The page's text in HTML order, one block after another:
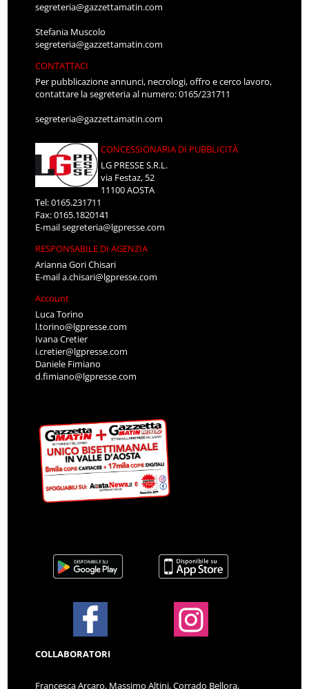
segreteria@gazzettamatin.com
Stefania Muscolo
segreteria@gazzettamatin.com
CONTATTACI
Per pubblicazione annunci, necrologi, offro e cerco lavoro,
contattare la segreteria al numero: 0165/231711
segreteria@gazzettamatin.com
CONCESSIONARIA DI PUBBLICITÀ
LG PRESSE S.R.L.
via Festaz, 52
11100 AOSTA
Tel: 0165.231711
Fax: 0165.1820141
E-mailsegreteria@lgpresse.com
RESPONSABILE DI AGENZIA
Arianna Gori Chisari
E-maila.chisari@lgpresse.com
Account
Luca Torino
l.torino@lgpresse.com
Ivana Cretier
i.cretier@lgpresse.com
Daniele Fimiano
d.fimiano@lgpresse.com
COLLABORATORI
Francesca Arcaro, Massimo Altini, Corrado Bellora,